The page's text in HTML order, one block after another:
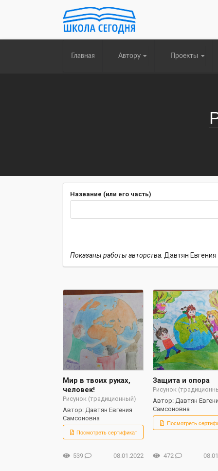
Главная Автору Проекты
Название (или его часть)
Показаны работы авторства:Давтян
Мир в твоих руках,
человек!
Рисунок (традиционный)
Автор: Давтян Евгения
Самсоновна
Посмотреть сертификат
08.01.2022
539
Защита и опора
Рисунок
Автор: Давтян
Самсоновна
Посмотреть
472